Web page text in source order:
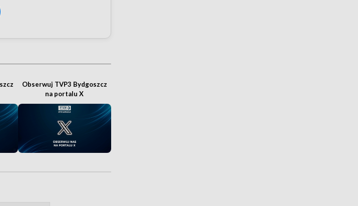
Obserwuj TVP3 Bydgoszcz
na portalu X